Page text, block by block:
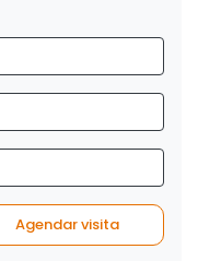
Agendar visita